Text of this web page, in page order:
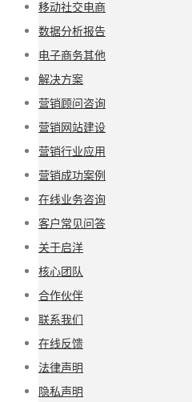
移动社交电商
数据分析报告
电子商务其他
解决方案
营销顾问咨询
营销网站建设
营销行业应用
营销成功案例
在线业务咨询
客户常见问答
关于启洋
核心团队
合作伙伴
联系我们
在线反馈
法律声明
隐私声明